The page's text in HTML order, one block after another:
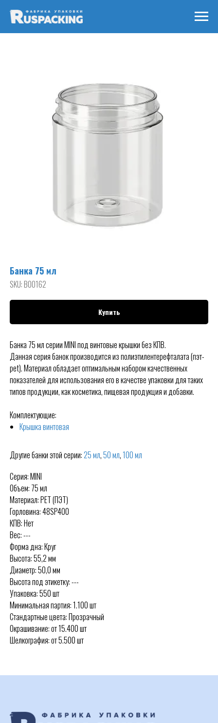
Банка 75 мл
SKU:B00162
Купить
Банка 75 мл серии MINI под винтовые крышки без КПВ.
Данная серия банок производится из полиэтилентерефталата (пэт-
pet). Материал обладает оптимальным набором качественных
показателей для использования его в качестве упаковки для таких
типов продукции, как косметика, пищевая продукция и добавки.
Комплектующие:
Крышка винтовая
Другие банки этой серии:25 мл,50 мл, 100 мл
Серия: MINI
Объем: 75 мл
Материал: PET (ПЭТ)
Горловина: 48SP400
КПВ: Нет
Вес: ---
Форма дна: Круг
Высота: 55,2 мм
Диаметр: 50,0 мм
Высота под этикетку: ---
Упаковка: 550 шт
Минимальная партия: 1.100 шт
Стандартные цвета: Прозрачный
Окрашивание: от 15.400 шт
Шелкография: от 5.500 шт